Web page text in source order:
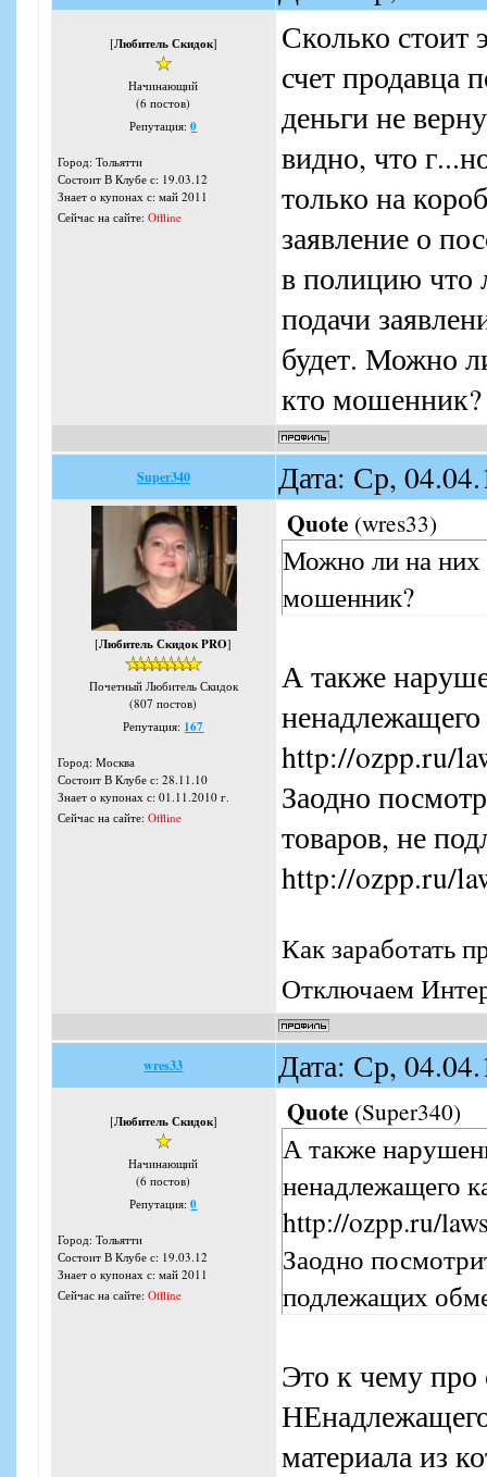
[Любитель Скидок]
Начинающий
(6 постов)
Репутация:0
Город: Тольятти
Состоит В Клубе с: 19.03.12
Знает о купонах с: май 2011
Сейчас на сайте: Offline
Сколько стоит
счет продавца
деньги не
видно, что
только на
заявление о
в полицию что
подачи
будет. Можно
кто мошенник?
Super340 Дата: Ср,
[Любитель Скидок PRO]
Почетный Любитель Скидок
(807 постов)
Репутация: 167
Город: Москва
Состоит В Клубе с: 28.11.10
Знает о купонах с: 01.11.2010 г.
Сейчас на сайте: Offline
Quote (wres33)
Можно ли на них
мошенник?
А также
ненадлежащего
http://ozpp.ru/
Заодно
товаров, не
http://ozpp.ru/
Как заработать
Отключаем
wres33 Дата: Ср,
[Любитель Скидок]
Начинающий
(6 постов)
Репутация:0
Город: Тольятти
Состоит В Клубе с: 19.03.12
Знает о купонах с: май 2011
Сейчас на сайте: Offline
Quote (Super340)
А также
ненадлежащего
http://ozpp.ru/
Заодно
подлежащих
Это к чему про
материала из